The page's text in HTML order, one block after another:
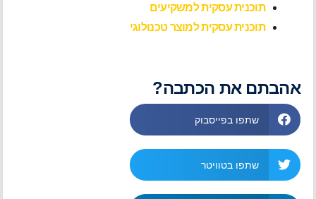
תוכנית עסקית למשקיעים
תוכנית עסקית למוצר טכנולוגי
אהבתם את הכתבה?
שתפו בפייסבוק
שתפו בטוויטר